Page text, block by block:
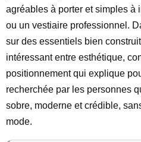
agréables à porter et simples à
ou un vestiaire professionnel.
sur des essentiels bien
intéressant entre esthétique,
positionnement qui explique
recherchée par les personnes
sobre, moderne et crédible,
mode.